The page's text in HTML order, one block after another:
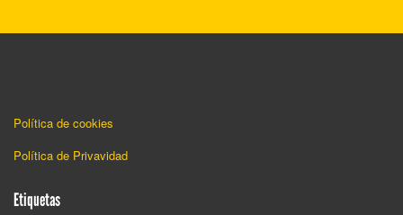
Política de cookies
Política de Privavidad
Etiquetas